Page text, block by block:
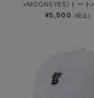
×MOONEYES/トート
¥5,500 (税込)